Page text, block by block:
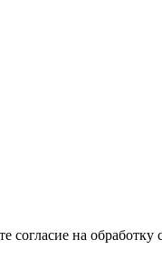
согласие на